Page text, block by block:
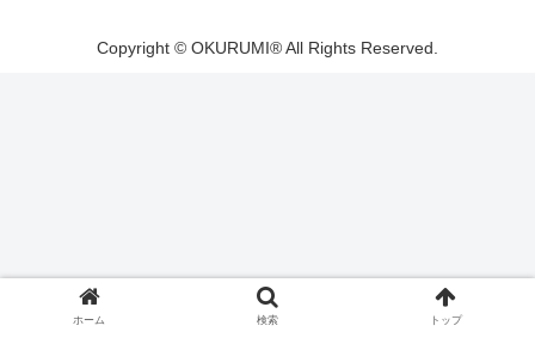
Copyright © OKURUMI®︎ All Rights Reserved.
ホーム 検索 トップ